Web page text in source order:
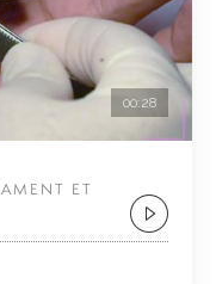
00:28
ET